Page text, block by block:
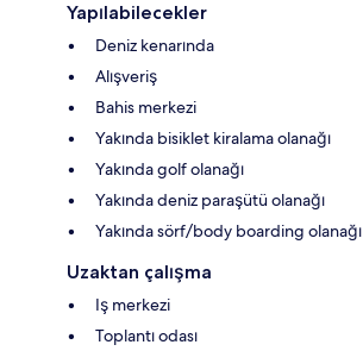
Yapılabilecekler
Deniz kenarında
Alışveriş
Bahis merkezi
Yakında bisiklet kiralama olanağı
Yakında golf olanağı
Yakında deniz paraşütü olanağı
Yakında sörf/body boarding olanağı
Uzaktan çalışma
Iş merkezi
Toplantı odası